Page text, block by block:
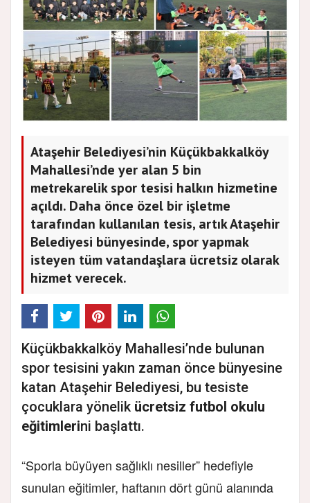
Ataşehir Belediyesi’nin Küçükbakkalköy
Mahallesi’nde yer alan 5 bin
metrekarelik spor tesisi halkın hizmetine
açıldı. Daha önce özel bir işletme
tarafından kullanılan tesis, artık Ataşehir
Belediyesi bünyesinde, spor yapmak
isteyen tüm vatandaşlara ücretsiz olarak
hizmet verecek.
Küçükbakkalköy Mahallesi’nde bulunan
spor tesisini yakın zaman önce bünyesine
katan Ataşehir Belediyesi, bu tesiste
çocuklara yönelik ücretsiz futbol okulu
eğitimlerini başlattı.
“Sporla büyüyen sağlıklı nesiller” hedefiyle
sunulan eğitimler, haftanın dört günü alanında